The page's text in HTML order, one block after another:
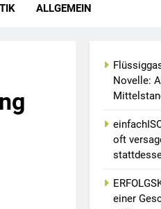
ALLGEMEIN
Novelle:
oft
einer